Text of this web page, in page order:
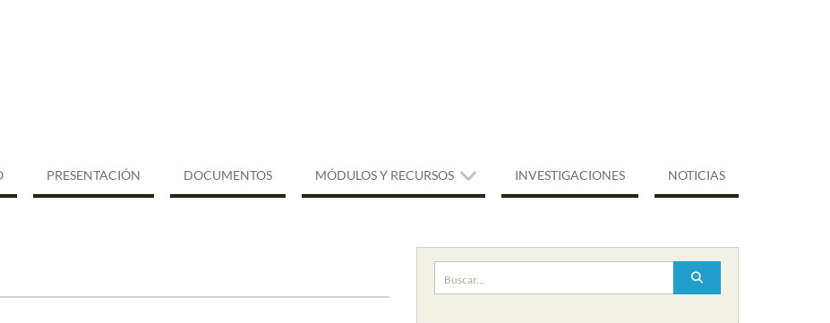
PRESENTACIÓN DOCUMENTOS MÓDULOS Y RECURSOS INVESTIGACIONES NOTICIAS